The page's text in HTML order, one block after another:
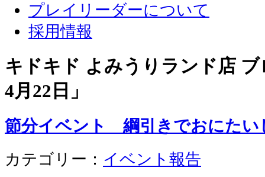
プレイリーダーについて
採用情報
キドキド よみうりランド店
4月22日 」
節分イベント 綱引きでおにたい
カテゴリー： イベント報告